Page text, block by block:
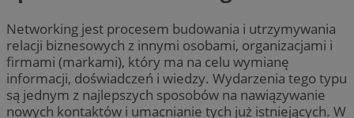
Networking jest procesem budowania i utrzymywania
relacji biznesowych z innymi osobami, organizacjami i
firmami (markami), który ma na celu wymianę
informacji, doświadczeń i wiedzy. Wydarzenia tego typu
są jednym z najlepszych sposobów na nawiązywanie
nowych kontaktów i umacnianie tych już istniejących. W